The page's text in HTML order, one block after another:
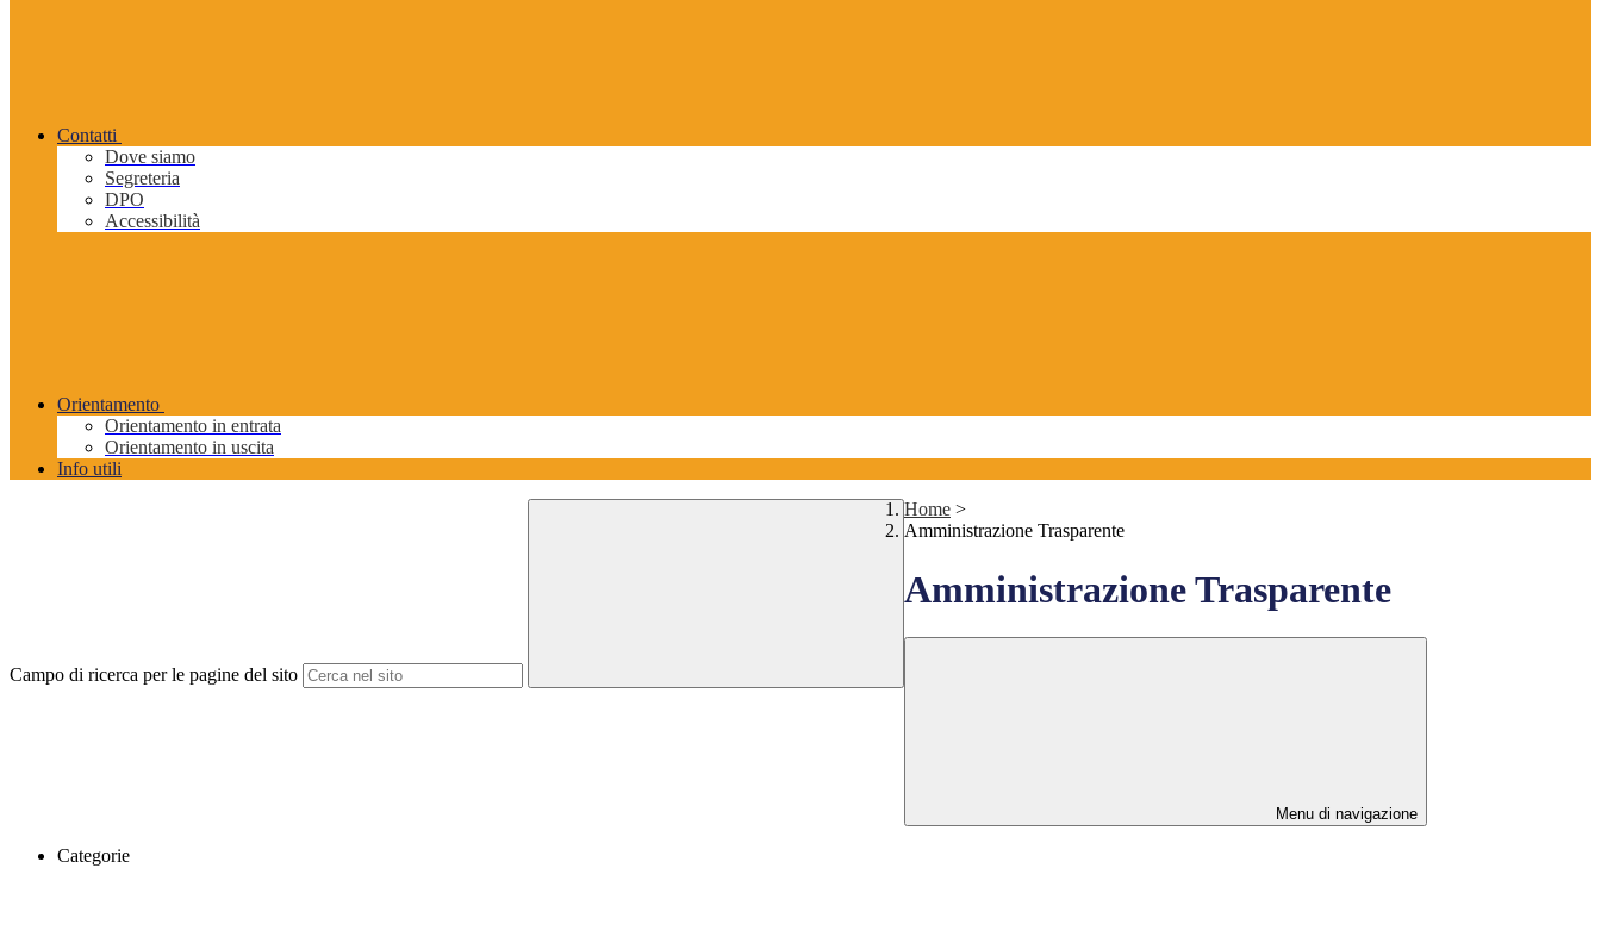
Contatti
Dove siamo
Segreteria
DPO
Accessibilità
Orientamento
Orientamento in entrata
Orientamento in uscita
Info utili
Campo di ricerca per le pagine del sito
Home >
Amministrazione Trasparente
Amministrazione Trasparente
Menu di navigazione
Categorie